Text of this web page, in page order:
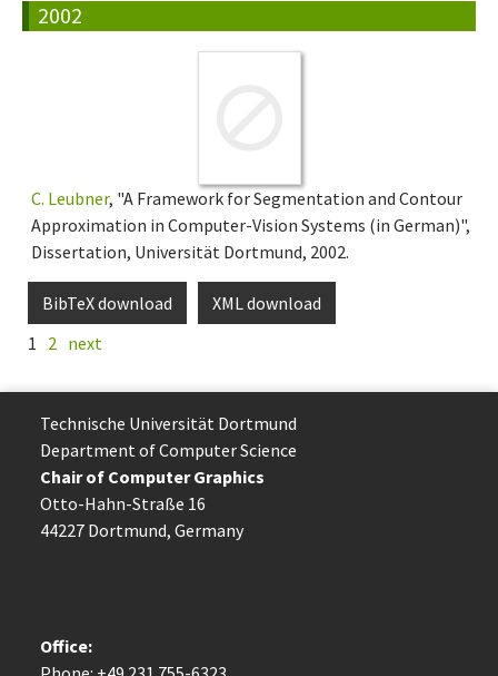
2002
C. Leubner, "A Framework for Segmentation and Contour
Approximation in Computer-Vision Systems (in German)",
Dissertation, Universität Dortmund, 2002.
BibTeX download
XML download
1
2 next
Technische Uni­ver­si­tät Dort­mund
Department of Computer Science
Chair of Computer Graphics
Otto-Hahn-Straße 16
44227 Dort­mund, Germany
Office: